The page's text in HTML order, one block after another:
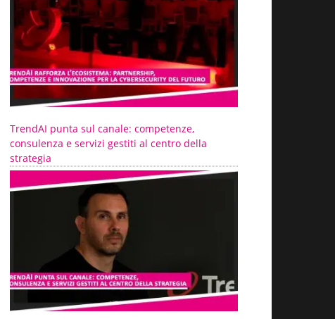
TrendAI punta sul canale: competenze,
consulenza e servizi gestiti al centro della
strategia